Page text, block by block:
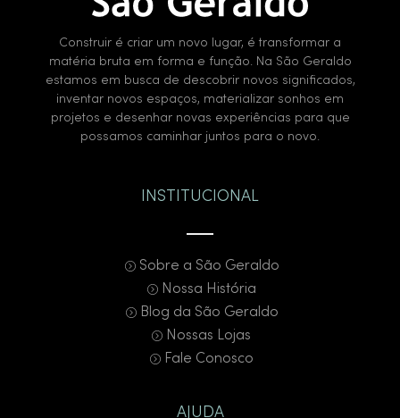
Construir é criar um novo lugar, é transformar a
matéria bruta em forma e função. Na São Geraldo
estamos em busca de descobrir novos significados,
inventar novos espaços, materializar sonhos em
projetos e desenhar novas experiências para que
possamos caminhar juntos para o novo.
INSTITUCIONAL
Sobre a São Geraldo
Nossa História
Blog da São Geraldo
Nossas Lojas
Fale Conosco
AJUDA